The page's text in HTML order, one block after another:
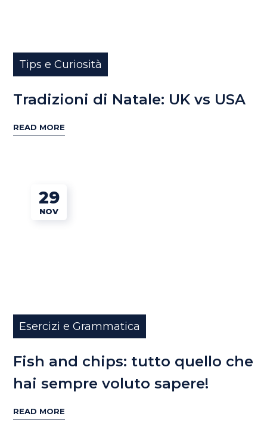
Tips e Curiosità
Tradizioni di Natale: UK vs USA
READ MORE
29
NOV
Esercizi e Grammatica
Fish and chips: tutto quello che
hai sempre voluto sapere!
READ MORE